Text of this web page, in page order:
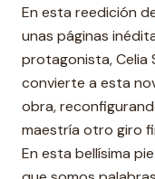
En esta reedición
unas páginas
protagonista, Celia
convierte a esta
obra,
maestría otro giro
En esta bellísima